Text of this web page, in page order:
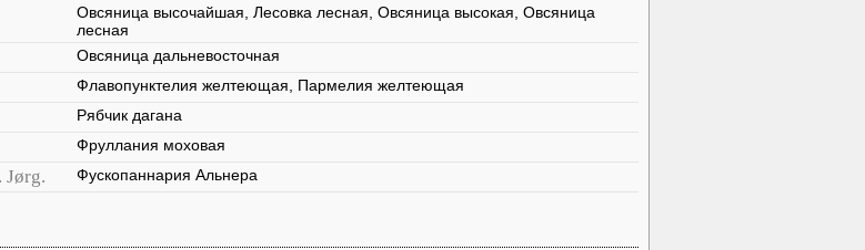
Овсяница высочайшая, Лесовка лесная, Овсяница высокая, Овсяница
лесная
Овсяница дальневосточная
Флавопунктелия желтеющая, Пармелия желтеющая
Рябчик дагана
Фруллания моховая
Jørg. Фускопаннария Альнера